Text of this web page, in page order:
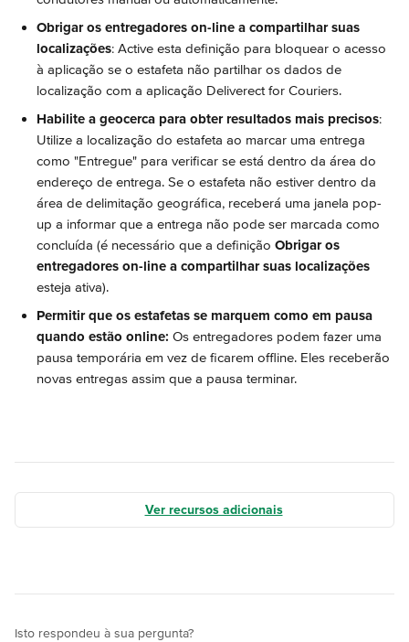
Obrigar os entregadores on-line a compartilhar suas
localizações: Active esta definição para bloquear o acesso
à aplicação se o estafeta não partilhar os dados de
localização com a aplicação Deliverect for Couriers.
Habilite a geocerca para obter resultados mais precisos:
Utilize a localização do estafeta ao marcar uma entrega
como "Entregue" para verificar se está dentro da área do
endereço de entrega. Se o estafeta não estiver dentro da
área de delimitação geográfica, receberá uma janela pop-
up a informar que a entrega não pode ser marcada como
concluída (é necessário que a definição Obrigar os
entregadores on-line a compartilhar suas localizações
esteja ativa).
Permitir que os estafetas se marquem como em pausa
quando estão online: Os entregadores podem fazer uma
pausa temporária em vez de ficarem offline. Eles receberão
novas entregas assim que a pausa terminar.
Ver recursos adicionais
Isto respondeu à sua pergunta?